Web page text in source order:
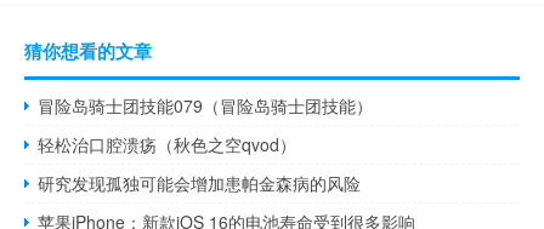
猜你想看的文章
冒险岛骑士团技能079（冒险岛骑士团技能）
轻松治口腔溃疡（秋色之空qvod）
研究发现孤独可能会增加患帕金森病的风险
苹果iPhone：新款iOS 16的电池寿命受到很多影响